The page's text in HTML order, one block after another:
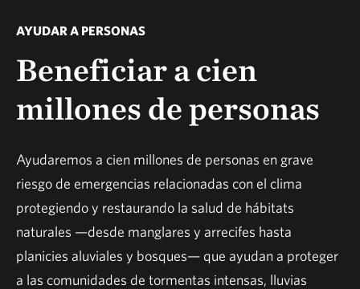
AYUDAR A PERSONAS
Beneficiar a cien
millones de personas
Ayudaremos a cien millones de personas en grave
riesgo de emergencias relacionadas con el clima
protegiendo y restaurando la salud de hábitats
naturales —desde manglares y arrecifes hasta
planicies aluviales y bosques— que ayudan a proteger
a las comunidades de tormentas intensas, lluvias